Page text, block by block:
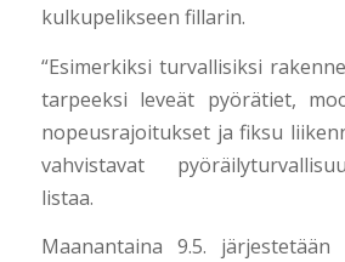
kulkupelikseen fillarin.
“Esimerkiksi turvallisiksi
tarpeeksi leveät pyörätiet,
nopeusrajoitukset ja fiksu
vahvistavat
listaa.
Maanantaina 9.5.